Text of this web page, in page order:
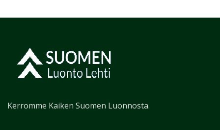
Kerromme Kaiken Suomen Luonnosta.